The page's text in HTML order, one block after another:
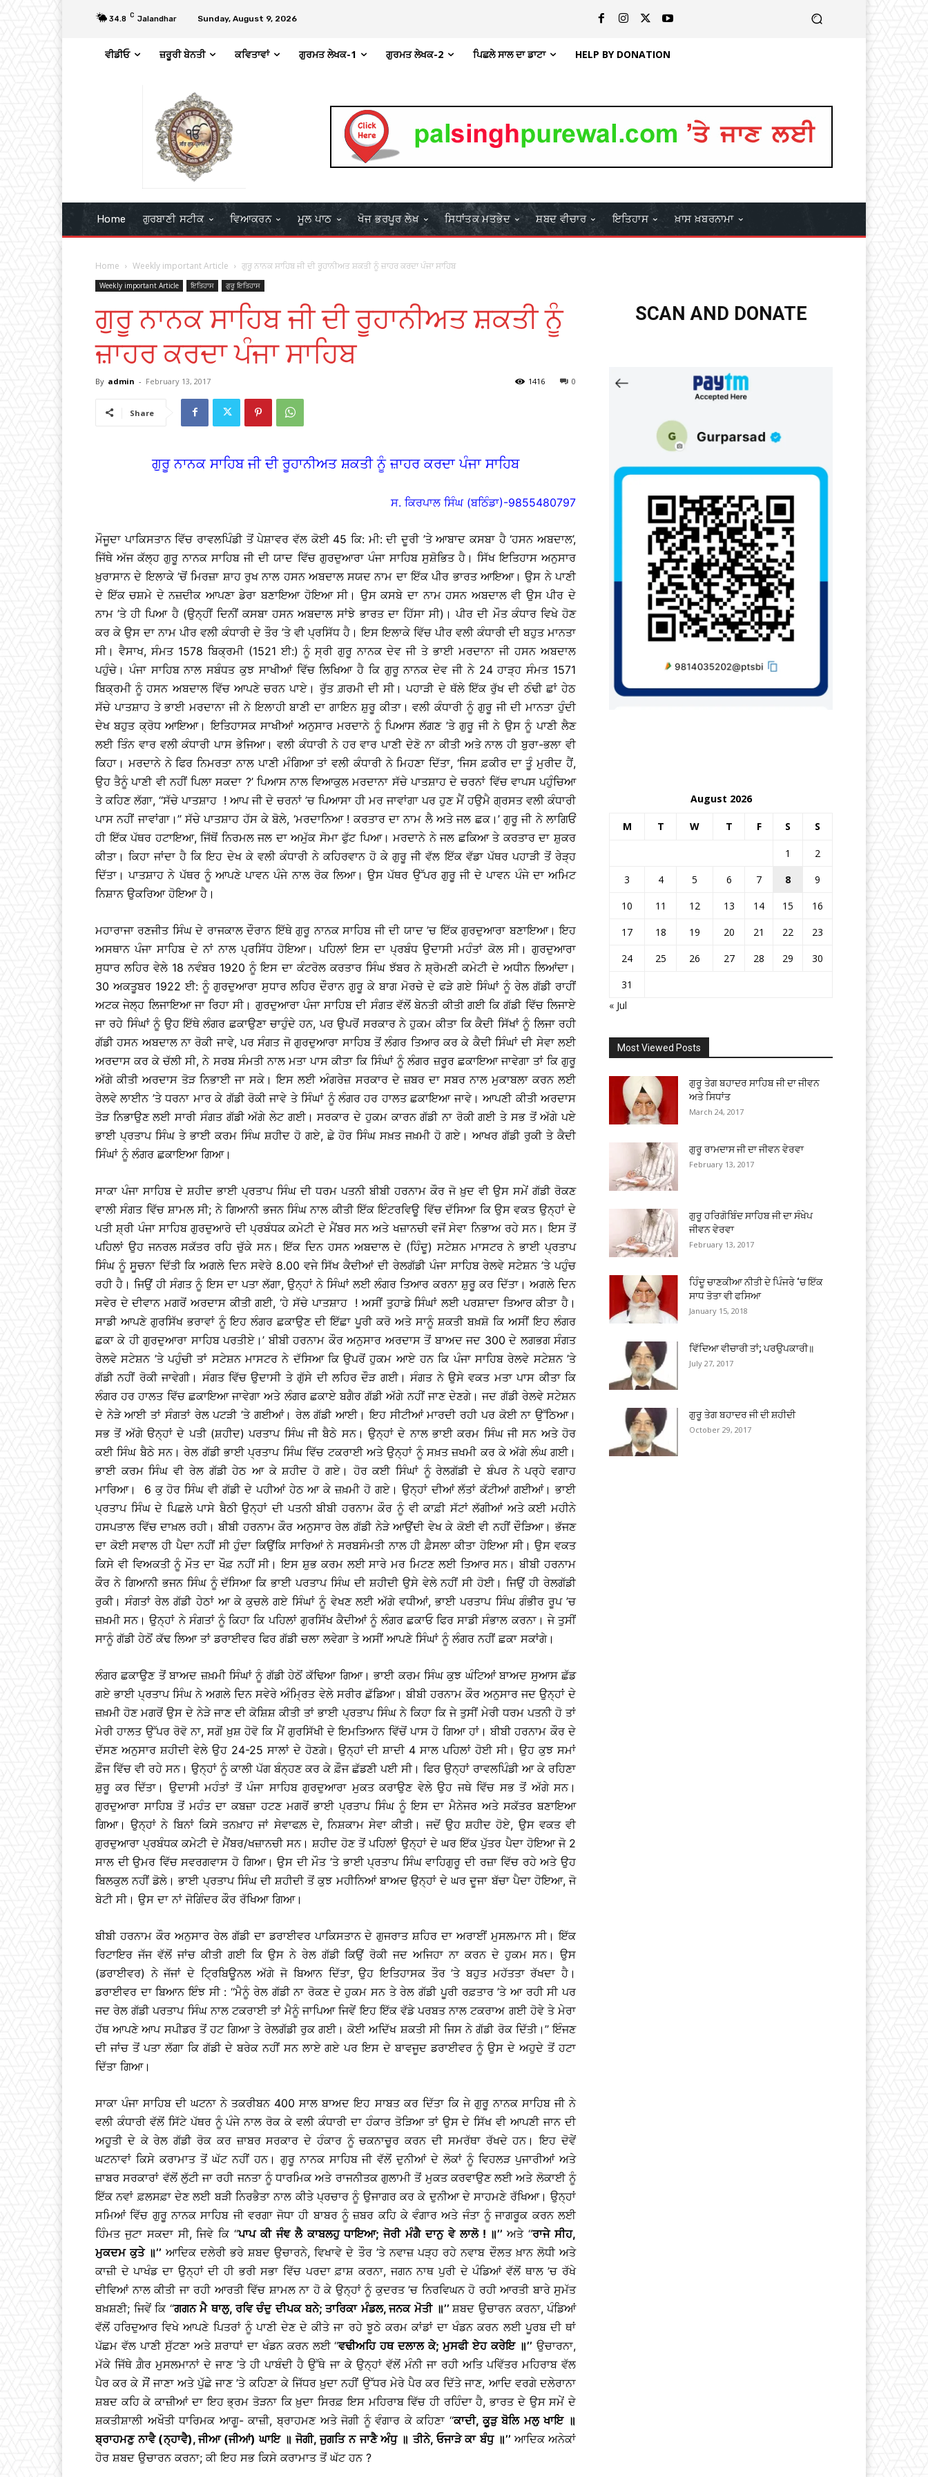
34.8 C Jalandhar Sunday, August 9, 2026
ਵੀਡੀਓ ਜ਼ਰੂਰੀ ਬੇਨਤੀ ਕਵਿਤਾਵਾਂ ਗੁਰਮਤ ਲੇਖਕ-1 ਗੁਰਮਤ ਲੇਖਕ-2 ਪਿਛਲੇ ਸਾਲ ਦਾ ਡਾਟਾ HELP BY DONATION
Home ਗੁਰਬਾਣੀ ਸਟੀਕ ਵਿਆਕਰਨ ਮੂਲ ਪਾਠ ਖੋਜ ਭਰਪੂਰ ਲੇਖ ਸਿਧਾਂਤਕ ਮਤਭੇਦ ਸ਼ਬਦ ਵੀਚਾਰ ਇਤਿਹਾਸ ਖ਼ਾਸ ਖ਼ਬਰਨਾਮਾ
Home Weekly important Article ਗੁਰੂ ਨਾਨਕ ਸਾਹਿਬ ਜੀ ਦੀ ਰੂਹਾਨੀਅਤ ਸ਼ਕਤੀ ਨੂੰ ਜ਼ਾਹਰ ਕਰਦਾ ਪੰਜਾ ਸਾਹਿਬ
Weekly important Article ਇਤਿਹਾਸ ਗੁਰੂ ਇਤਿਹਾਸ
ਗੁਰੂ ਨਾਨਕ ਸਾਹਿਬ ਜੀ ਦੀ ਰੂਹਾਨੀਅਤ ਸ਼ਕਤੀ ਨੂੰ
ਜ਼ਾਹਰ ਕਰਦਾ ਪੰਜਾ ਸਾਹਿਬ
By admin - February 13, 2017 0
1416
Share
ਗੁਰੂ ਨਾਨਕ ਸਾਹਿਬ ਜੀ ਦੀ ਰੂਹਾਨੀਅਤ ਸ਼ਕਤੀ ਨੂੰ ਜ਼ਾਹਰ ਕਰਦਾ ਪੰਜਾ ਸਾਹਿਬ
ਸ. ਕਿਰਪਾਲ ਸਿੰਘ (ਬਠਿੰਡਾ)-9855480797
ਮੌਜੂਦਾ ਪਾਕਿਸਤਾਨ ਵਿੱਚ ਰਾਵਲਪਿੰਡੀ ਤੋਂ ਪੇਸ਼ਾਵਰ ਵੱਲ ਕੋਈ 45 ਕਿ: ਮੀ: ਦੀ ਦੂਰੀ ’ਤੇ ਆਬਾਦ ਕਸਬਾ ਹੈ ‘ਹਸਨ ਅਬਦਾਲ’,
ਜਿੱਥੇ ਅੱਜ ਕੱਲ੍ਹ ਗੁਰੂ ਨਾਨਕ ਸਾਹਿਬ ਜੀ ਦੀ ਯਾਦ ਵਿੱਚ ਗੁਰਦੁਆਰਾ ਪੰਜਾ ਸਾਹਿਬ ਸੁਸ਼ੋਭਿਤ ਹੈ। ਸਿੱਖ ਇਤਿਹਾਸ ਅਨੁਸਾਰ
ਖ਼ੁਰਾਸਾਨ ਦੇ ਇਲਾਕੇ ’ਚੋਂ ਮਿਰਜ਼ਾ ਸ਼ਾਹ ਰੁਖ ਨਾਲ ਹਸਨ ਅਬਦਾਲ ਸਯਦ ਨਾਮ ਦਾ ਇੱਕ ਪੀਰ ਭਾਰਤ ਆਇਆ। ਉਸ ਨੇ ਪਾਣੀ
ਦੇ ਇੱਕ ਚਸ਼ਮੇ ਦੇ ਨਜ਼ਦੀਕ ਆਪਣਾ ਡੇਰਾ ਬਣਾਇਆ ਹੋਇਆ ਸੀ। ਉਸ ਕਸਬੇ ਦਾ ਨਾਮ ਹਸਨ ਅਬਦਾਲ ਵੀ ਉਸ ਪੀਰ ਦੇ
ਨਾਮ ’ਤੇ ਹੀ ਪਿਆ ਹੈ (ਉਨ੍ਹੀਂ ਦਿਨੀਂ ਕਸਬਾ ਹਸਨ ਅਬਦਾਲ ਸਾਂਝੇ ਭਾਰਤ ਦਾ ਹਿੱਸਾ ਸੀ)। ਪੀਰ ਦੀ ਮੌਤ ਕੰਧਾਰ ਵਿਖੇ ਹੋਣ
ਕਰ ਕੇ ਉਸ ਦਾ ਨਾਮ ਪੀਰ ਵਲੀ ਕੰਧਾਰੀ ਦੇ ਤੌਰ ’ਤੇ ਵੀ ਪ੍ਰਸਿੱਧ ਹੈ। ਇਸ ਇਲਾਕੇ ਵਿੱਚ ਪੀਰ ਵਲੀ ਕੰਧਾਰੀ ਦੀ ਬਹੁਤ ਮਾਨਤਾ
ਸੀ। ਵੈਸਾਖ, ਸੰਮਤ 1578 ਬਿਕ੍ਰਮੀ (1521 ਈ:) ਨੂੰ ਸ੍ਰੀ ਗੁਰੂ ਨਾਨਕ ਦੇਵ ਜੀ ਤੇ ਭਾਈ ਮਰਦਾਨਾ ਜੀ ਹਸਨ ਅਬਦਾਲ
ਪਹੁੰਚੇ। ਪੰਜਾ ਸਾਹਿਬ ਨਾਲ ਸਬੰਧਤ ਕੁਝ ਸਾਖੀਆਂ ਵਿੱਚ ਲਿਖਿਆ ਹੈ ਕਿ ਗੁਰੂ ਨਾਨਕ ਦੇਵ ਜੀ ਨੇ 24 ਹਾੜ੍ਹ ਸੰਮਤ 1571
ਬਿਕ੍ਰਮੀ ਨੂੰ ਹਸਨ ਅਬਦਾਲ ਵਿੱਚ ਆਪਣੇ ਚਰਨ ਪਾਏ। ਰੁੱਤ ਗ਼ਰਮੀ ਦੀ ਸੀ। ਪਹਾੜੀ ਦੇ ਥੱਲੇ ਇੱਕ ਰੁੱਖ ਦੀ ਠੰਢੀ ਛਾਂ ਹੇਠ
ਸੱਚੇ ਪਾਤਸ਼ਾਹ ਤੇ ਭਾਈ ਮਰਦਾਨਾ ਜੀ ਨੇ ਇਲਾਹੀ ਬਾਣੀ ਦਾ ਗਾਇਨ ਸ਼ੁਰੂ ਕੀਤਾ। ਵਲੀ ਕੰਧਾਰੀ ਨੂੰ ਗੁਰੂ ਜੀ ਦੀ ਮਾਨਤਾ ਹੁੰਦੀ
ਦੇਖ ਬਹੁਤ ਕ੍ਰੋਧ ਆਇਆ। ਇਤਿਹਾਸਕ ਸਾਖੀਆਂ ਅਨੁਸਾਰ ਮਰਦਾਨੇ ਨੂੰ ਪਿਆਸ ਲੱਗਣ ’ਤੇ ਗੁਰੂ ਜੀ ਨੇ ਉਸ ਨੂੰ ਪਾਣੀ ਲੈਣ
ਲਈ ਤਿੰਨ ਵਾਰ ਵਲੀ ਕੰਧਾਰੀ ਪਾਸ ਭੇਜਿਆ। ਵਲੀ ਕੰਧਾਰੀ ਨੇ ਹਰ ਵਾਰ ਪਾਣੀ ਦੇਣੋ ਨਾ ਕੀਤੀ ਅਤੇ ਨਾਲ ਹੀ ਬੁਰਾ-ਭਲਾ ਵੀ
ਕਿਹਾ। ਮਰਦਾਨੇ ਨੇ ਫਿਰ ਨਿਮਰਤਾ ਨਾਲ ਪਾਣੀ ਮੰਗਿਆ ਤਾਂ ਵਲੀ ਕੰਧਾਰੀ ਨੇ ਮਿਹਣਾ ਦਿੱਤਾ, ‘ਜਿਸ ਫ਼ਕੀਰ ਦਾ ਤੂੰ ਮੁਰੀਦ ਹੈਂ,
ਉਹ ਤੈਨੂੰ ਪਾਣੀ ਵੀ ਨਹੀਂ ਪਿਲਾ ਸਕਦਾ ?’ ਪਿਆਸ ਨਾਲ ਵਿਆਕੁਲ ਮਰਦਾਨਾ ਸੱਚੇ ਪਾਤਸ਼ਾਹ ਦੇ ਚਰਨਾਂ ਵਿੱਚ ਵਾਪਸ ਪਹੁੰਚਿਆ
ਤੇ ਕਹਿਣ ਲੱਗਾ, ‘‘ਸੱਚੇ ਪਾਤਸ਼ਾਹ ! ਆਪ ਜੀ ਦੇ ਚਰਨਾਂ ’ਚ ਪਿਆਸਾ ਹੀ ਮਰ ਜਾਵਾਂਗਾ ਪਰ ਹੁਣ ਮੈਂ ਹਉਮੈ ਗ੍ਰਸਤ ਵਲੀ ਕੰਧਾਰੀ
ਪਾਸ ਨਹੀਂ ਜਾਵਾਂਗਾ।’’ ਸੱਚੇ ਪਾਤਸ਼ਾਹ ਹੱਸ ਕੇ ਬੋਲੇ, ‘ਮਰਦਾਨਿਆ ! ਕਰਤਾਰ ਦਾ ਨਾਮ ਲੈ ਅਤੇ ਜਲ ਛਕ।’ ਗੁਰੂ ਜੀ ਨੇ ਲਾਗਿਓਂ
ਹੀ ਇੱਕ ਪੱਥਰ ਹਟਾਇਆ, ਜਿੱਥੋਂ ਨਿਰਮਲ ਜਲ ਦਾ ਅਮੁੱਕ ਸੋਮਾ ਫੁੱਟ ਪਿਆ। ਮਰਦਾਨੇ ਨੇ ਜਲ ਛਕਿਆ ਤੇ ਕਰਤਾਰ ਦਾ ਸ਼ੁਕਰ
ਕੀਤਾ। ਕਿਹਾ ਜਾਂਦਾ ਹੈ ਕਿ ਇਹ ਦੇਖ ਕੇ ਵਲੀ ਕੰਧਾਰੀ ਨੇ ਕਹਿਰਵਾਨ ਹੋ ਕੇ ਗੁਰੂ ਜੀ ਵੱਲ ਇੱਕ ਵੱਡਾ ਪੱਥਰ ਪਹਾੜੀ ਤੋਂ ਰੇੜ੍ਹ
ਦਿੱਤਾ। ਪਾਤਸ਼ਾਹ ਨੇ ਪੱਥਰ ਨੂੰ ਆਪਣੇ ਪਾਵਨ ਪੰਜੇ ਨਾਲ ਰੋਕ ਲਿਆ। ਉਸ ਪੱਥਰ ਉੱਪਰ ਗੁਰੂ ਜੀ ਦੇ ਪਾਵਨ ਪੰਜੇ ਦਾ ਅਮਿਟ
ਨਿਸ਼ਾਨ ਉਕਰਿਆ ਹੋਇਆ ਹੈ।
ਮਹਾਰਾਜਾ ਰਣਜੀਤ ਸਿੰਘ ਦੇ ਰਾਜਕਾਲ ਦੌਰਾਨ ਇੱਥੇ ਗੁਰੂ ਨਾਨਕ ਸਾਹਿਬ ਜੀ ਦੀ ਯਾਦ ’ਚ ਇੱਕ ਗੁਰਦੁਆਰਾ ਬਣਾਇਆ। ਇਹ
ਅਸਥਾਨ ਪੰਜਾ ਸਾਹਿਬ ਦੇ ਨਾਂ ਨਾਲ ਪ੍ਰਸਿੱਧ ਹੋਇਆ। ਪਹਿਲਾਂ ਇਸ ਦਾ ਪ੍ਰਬੰਧ ਉਦਾਸੀ ਮਹੰਤਾਂ ਕੋਲ ਸੀ। ਗੁਰਦੁਆਰਾ
ਸੁਧਾਰ ਲਹਿਰ ਵੇਲੇ 18 ਨਵੰਬਰ 1920 ਨੂੰ ਇਸ ਦਾ ਕੰਟਰੋਲ ਕਰਤਾਰ ਸਿੰਘ ਝੱਬਰ ਨੇ ਸ਼੍ਰੋਮਣੀ ਕਮੇਟੀ ਦੇ ਅਧੀਨ ਲਿਆਂਦਾ।
30 ਅਕਤੂਬਰ 1922 ਈ: ਨੂੰ ਗੁਰਦੁਆਰਾ ਸੁਧਾਰ ਲਹਿਰ ਦੌਰਾਨ ਗੁਰੂ ਕੇ ਬਾਗ ਮੋਰਚੇ ਦੇ ਫੜੇ ਗਏ ਸਿੰਘਾਂ ਨੂੰ ਰੇਲ ਗੱਡੀ ਰਾਹੀਂ
ਅਟਕ ਜੇਲ੍ਹ ਲਿਜਾਇਆ ਜਾ ਰਿਹਾ ਸੀ। ਗੁਰਦੁਆਰਾ ਪੰਜਾ ਸਾਹਿਬ ਦੀ ਸੰਗਤ ਵੱਲੋਂ ਬੇਨਤੀ ਕੀਤੀ ਗਈ ਕਿ ਗੱਡੀ ਵਿੱਚ ਲਿਜਾਏ
ਜਾ ਰਹੇ ਸਿੰਘਾਂ ਨੂੰ ਉਹ ਇੱਥੇ ਲੰਗਰ ਛਕਾਉਣਾ ਚਾਹੁੰਦੇ ਹਨ, ਪਰ ਉਪਰੋਂ ਸਰਕਾਰ ਨੇ ਹੁਕਮ ਕੀਤਾ ਕਿ ਕੈਦੀ ਸਿੱਖਾਂ ਨੂੰ ਲਿਜਾ ਰਹੀ
ਗੱਡੀ ਹਸਨ ਅਬਦਾਲ ਨਾ ਰੋਕੀ ਜਾਵੇ, ਪਰ ਸੰਗਤ ਜੋ ਗੁਰਦੁਆਰਾ ਸਾਹਿਬ ਤੋਂ ਲੰਗਰ ਤਿਆਰ ਕਰ ਕੇ ਕੈਦੀ ਸਿੰਘਾਂ ਦੀ ਸੇਵਾ ਲਈ
ਅਰਦਾਸ ਕਰ ਕੇ ਚੱਲੀ ਸੀ, ਨੇ ਸਰਬ ਸੰਮਤੀ ਨਾਲ ਮਤਾ ਪਾਸ ਕੀਤਾ ਕਿ ਸਿੰਘਾਂ ਨੂੰ ਲੰਗਰ ਜ਼ਰੂਰ ਛਕਾਇਆ ਜਾਵੇਗਾ ਤਾਂ ਕਿ ਗੁਰੂ
ਅੱਗੇ ਕੀਤੀ ਅਰਦਾਸ ਤੋੜ ਨਿਭਾਈ ਜਾ ਸਕੇ। ਇਸ ਲਈ ਅੰਗਰੇਜ਼ ਸਰਕਾਰ ਦੇ ਜ਼ਬਰ ਦਾ ਸਬਰ ਨਾਲ ਮੁਕਾਬਲਾ ਕਰਨ ਲਈ
ਰੇਲਵੇ ਲਾਈਨ ’ਤੇ ਧਰਨਾ ਮਾਰ ਕੇ ਗੱਡੀ ਰੋਕੀ ਜਾਵੇ ਤੇ ਸਿੰਘਾਂ ਨੂੰ ਲੰਗਰ ਹਰ ਹਾਲਤ ਛਕਾਇਆ ਜਾਵੇ। ਆਪਣੀ ਕੀਤੀ ਅਰਦਾਸ
ਤੋੜ ਨਿਭਾਉਣ ਲਈ ਸਾਰੀ ਸੰਗਤ ਗੱਡੀ ਅੱਗੇ ਲੇਟ ਗਈ। ਸਰਕਾਰ ਦੇ ਹੁਕਮ ਕਾਰਨ ਗੱਡੀ ਨਾ ਰੋਕੀ ਗਈ ਤੇ ਸਭ ਤੋਂ ਅੱਗੇ ਪਏ
ਭਾਈ ਪ੍ਰਤਾਪ ਸਿੰਘ ਤੇ ਭਾਈ ਕਰਮ ਸਿੰਘ ਸ਼ਹੀਦ ਹੋ ਗਏ, ਛੇ ਹੋਰ ਸਿੰਘ ਸਖ਼ਤ ਜਖ਼ਮੀ ਹੋ ਗਏ। ਆਖਰ ਗੱਡੀ ਰੁਕੀ ਤੇ ਕੈਦੀ
ਸਿੰਘਾਂ ਨੂੰ ਲੰਗਰ ਛਕਾਇਆ ਗਿਆ।
ਸਾਕਾ ਪੰਜਾ ਸਾਹਿਬ ਦੇ ਸ਼ਹੀਦ ਭਾਈ ਪ੍ਰਤਾਪ ਸਿੰਘ ਦੀ ਧਰਮ ਪਤਨੀ ਬੀਬੀ ਹਰਨਾਮ ਕੌਰ ਜੋ ਖ਼ੁਦ ਵੀ ਉਸ ਸਮੇਂ ਗੱਡੀ ਰੋਕਣ
ਵਾਲੀ ਸੰਗਤ ਵਿੱਚ ਸ਼ਾਮਲ ਸੀ; ਨੇ ਗਿਆਨੀ ਭਜਨ ਸਿੰਘ ਨਾਲ ਕੀਤੀ ਇੱਕ ਇੰਟਰਵਿਊ ਵਿੱਚ ਦੱਸਿਆ ਕਿ ਉਸ ਵਕਤ ਉਨ੍ਹਾਂ ਦੇ
ਪਤੀ ਸ਼੍ਰੀ ਪੰਜਾ ਸਾਹਿਬ ਗੁਰਦੁਆਰੇ ਦੀ ਪ੍ਰਬੰਧਕ ਕਮੇਟੀ ਦੇ ਮੈਂਬਰ ਸਨ ਅਤੇ ਖਜ਼ਾਨਚੀ ਵਜੋਂ ਸੇਵਾ ਨਿਭਾਅ ਰਹੇ ਸਨ। ਇਸ ਤੋਂ
ਪਹਿਲਾਂ ਉਹ ਜਨਰਲ ਸਕੱਤਰ ਰਹਿ ਚੁੱਕੇ ਸਨ। ਇੱਕ ਦਿਨ ਹਸਨ ਅਬਦਾਲ ਦੇ (ਹਿੰਦੂ) ਸਟੇਸ਼ਨ ਮਾਸਟਰ ਨੇ ਭਾਈ ਪ੍ਰਤਾਪ
ਸਿੰਘ ਨੂੰ ਸੂਚਨਾ ਦਿੱਤੀ ਕਿ ਅਗਲੇ ਦਿਨ ਸਵੇਰੇ 8.00 ਵਜੇ ਸਿੱਖ ਕੈਦੀਆਂ ਦੀ ਰੇਲਗੱਡੀ ਪੰਜਾ ਸਾਹਿਬ ਰੇਲਵੇ ਸਟੇਸ਼ਨ ’ਤੇ ਪਹੁੰਚ
ਰਹੀ ਹੈ। ਜਿਉਂ ਹੀ ਸੰਗਤ ਨੂੰ ਇਸ ਦਾ ਪਤਾ ਲੱਗਾ, ਉਨ੍ਹਾਂ ਨੇ ਸਿੰਘਾਂ ਲਈ ਲੰਗਰ ਤਿਆਰ ਕਰਨਾ ਸ਼ੁਰੂ ਕਰ ਦਿੱਤਾ। ਅਗਲੇ ਦਿਨ
ਸਵੇਰ ਦੇ ਦੀਵਾਨ ਮਗਰੋਂ ਅਰਦਾਸ ਕੀਤੀ ਗਈ, ‘ਹੇ ਸੱਚੇ ਪਾਤਸ਼ਾਹ ! ਅਸੀਂ ਤੁਹਾਡੇ ਸਿੰਘਾਂ ਲਈ ਪਰਸ਼ਾਦਾ ਤਿਆਰ ਕੀਤਾ ਹੈ।
ਸਾਡੀ ਆਪਣੇ ਗੁਰਸਿੱਖ ਭਰਾਵਾਂ ਨੂੰ ਇਹ ਲੰਗਰ ਛਕਾਉਣ ਦੀ ਇੱਛਾ ਪੂਰੀ ਕਰੋ ਅਤੇ ਸਾਨੂੰ ਸ਼ਕਤੀ ਬਖ਼ਸ਼ੋ ਕਿ ਅਸੀਂ ਇਹ ਲੰਗਰ
ਛਕਾ ਕੇ ਹੀ ਗੁਰਦੁਆਰਾ ਸਾਹਿਬ ਪਰਤੀਏ।’ ਬੀਬੀ ਹਰਨਾਮ ਕੌਰ ਅਨੁਸਾਰ ਅਰਦਾਸ ਤੋਂ ਬਾਅਦ ਜਦ 300 ਦੇ ਲਗਭਗ ਸੰਗਤ
ਰੇਲਵੇ ਸਟੇਸ਼ਨ ’ਤੇ ਪਹੁੰਚੀ ਤਾਂ ਸਟੇਸ਼ਨ ਮਾਸਟਰ ਨੇ ਦੱਸਿਆ ਕਿ ਉਪਰੋਂ ਹੁਕਮ ਆਏ ਹਨ ਕਿ ਪੰਜਾ ਸਾਹਿਬ ਰੇਲਵੇ ਸਟੇਸ਼ਨ ’ਤੇ
ਗੱਡੀ ਨਹੀਂ ਰੋਕੀ ਜਾਵੇਗੀ। ਸੰਗਤ ਵਿੱਚ ਉਦਾਸੀ ਤੇ ਗੁੱਸੇ ਦੀ ਲਹਿਰ ਦੌੜ ਗਈ। ਸੰਗਤ ਨੇ ਉਸੇ ਵਕਤ ਮਤਾ ਪਾਸ ਕੀਤਾ ਕਿ
ਲੰਗਰ ਹਰ ਹਾਲਤ ਵਿੱਚ ਛਕਾਇਆ ਜਾਵੇਗਾ ਅਤੇ ਲੰਗਰ ਛਕਾਏ ਬਗੈਰ ਗੱਡੀ ਅੱਗੇ ਨਹੀਂ ਜਾਣ ਦੇਣਗੇ। ਜਦ ਗੱਡੀ ਰੇਲਵੇ ਸਟੇਸ਼ਨ
ਦੇ ਨੇੜੇ ਆਈ ਤਾਂ ਸੰਗਤਾਂ ਰੇਲ ਪਟੜੀ ’ਤੇ ਗਈਆਂ। ਰੇਲ ਗੱਡੀ ਆਈ। ਇਹ ਸੀਟੀਆਂ ਮਾਰਦੀ ਰਹੀ ਪਰ ਕੋਈ ਨਾ ਉੱਠਿਆ।
ਸਭ ਤੋਂ ਅੱਗੇ ੳਨ੍ਹਾਂ ਦੇ ਪਤੀ (ਸ਼ਹੀਦ) ਪਰਤਾਪ ਸਿੰਘ ਜੀ ਬੈਠੇ ਸਨ। ਉਨ੍ਹਾਂ ਦੇ ਨਾਲ ਭਾਈ ਕਰਮ ਸਿੰਘ ਜੀ ਸਨ ਅਤੇ ਹੋਰ
ਕਈ ਸਿੰਘ ਬੈਠੇ ਸਨ। ਰੇਲ ਗੱਡੀ ਭਾਈ ਪ੍ਰਤਾਪ ਸਿੰਘ ਵਿੱਚ ਟਕਰਾਈ ਅਤੇ ਉਨ੍ਹਾਂ ਨੂੰ ਸਖ਼ਤ ਜ਼ਖਮੀ ਕਰ ਕੇ ਅੱਗੇ ਲੰਘ ਗਈ।
ਭਾਈ ਕਰਮ ਸਿੰਘ ਵੀ ਰੇਲ ਗੱਡੀ ਹੇਠ ਆ ਕੇ ਸ਼ਹੀਦ ਹੋ ਗਏ। ਹੋਰ ਕਈ ਸਿੰਘਾਂ ਨੂੰ ਰੇਲਗੱਡੀ ਦੇ ਬੰਪਰ ਨੇ ਪਰ੍ਹੇ ਵਗਾਹ
ਮਾਰਿਆ। 6 ਕੁ ਹੋਰ ਸਿੰਘ ਵੀ ਗੱਡੀ ਦੇ ਪਹੀਆਂ ਹੇਠ ਆ ਕੇ ਜ਼ਖ਼ਮੀ ਹੋ ਗਏ। ਉਨ੍ਹਾਂ ਦੀਆਂ ਲੱਤਾਂ ਕੱਟੀਆਂ ਗਈਆਂ। ਭਾਈ
ਪ੍ਰਤਾਪ ਸਿੰਘ ਦੇ ਪਿਛਲੇ ਪਾਸੇ ਬੈਠੀ ਉਨ੍ਹਾਂ ਦੀ ਪਤਨੀ ਬੀਬੀ ਹਰਨਾਮ ਕੌਰ ਨੂੰ ਵੀ ਕਾਫ਼ੀ ਸੱਟਾਂ ਲੱਗੀਆਂ ਅਤੇ ਕਈ ਮਹੀਨੇ
ਹਸਪਤਾਲ ਵਿੱਚ ਦਾਖ਼ਲ ਰਹੀ। ਬੀਬੀ ਹਰਨਾਮ ਕੌਰ ਅਨੁਸਾਰ ਰੇਲ ਗੱਡੀ ਨੇੜੇ ਆਉਂਦੀ ਵੇਖ ਕੇ ਕੋਈ ਵੀ ਨਹੀਂ ਦੌੜਿਆ। ਭੱਜਣ
ਦਾ ਕੋਈ ਸਵਾਲ ਹੀ ਪੈਦਾ ਨਹੀਂ ਸੀ ਹੁੰਦਾ ਕਿਉਂਕਿ ਸਾਰਿਆਂ ਨੇ ਸਰਬਸੰਮਤੀ ਨਾਲ ਹੀ ਫ਼ੈਸਲਾ ਕੀਤਾ ਹੋਇਆ ਸੀ। ਉਸ ਵਕਤ
ਕਿਸੇ ਵੀ ਵਿਅਕਤੀ ਨੂੰ ਮੌਤ ਦਾ ਖੌਫ਼ ਨਹੀਂ ਸੀ। ਇਸ ਸ਼ੁਭ ਕਰਮ ਲਈ ਸਾਰੇ ਮਰ ਮਿਟਣ ਲਈ ਤਿਆਰ ਸਨ। ਬੀਬੀ ਹਰਨਾਮ
ਕੌਰ ਨੇ ਗਿਆਨੀ ਭਜਨ ਸਿੰਘ ਨੂੰ ਦੱਸਿਆ ਕਿ ਭਾਈ ਪਰਤਾਪ ਸਿੰਘ ਦੀ ਸ਼ਹੀਦੀ ਉਸੇ ਵੇਲੇ ਨਹੀਂ ਸੀ ਹੋਈ। ਜਿਉਂ ਹੀ ਰੇਲਗੱਡੀ
ਰੁਕੀ। ਸੰਗਤਾਂ ਰੇਲ ਗੱਡੀ ਹੇਠਾਂ ਆ ਕੇ ਕੁਚਲੇ ਗਏ ਸਿੰਘਾਂ ਨੂੰ ਵੇਖਣ ਲਈ ਅੱਗੇ ਵਧੀਆਂ, ਭਾਈ ਪਰਤਾਪ ਸਿੰਘ ਗੰਭੀਰ ਰੂਪ ’ਚ
ਜ਼ਖ਼ਮੀ ਸਨ। ਉਨ੍ਹਾਂ ਨੇ ਸੰਗਤਾਂ ਨੂੰ ਕਿਹਾ ਕਿ ਪਹਿਲਾਂ ਗੁਰਸਿੱਖ ਕੈਦੀਆਂ ਨੂੰ ਲੰਗਰ ਛਕਾਓ ਫਿਰ ਸਾਡੀ ਸੰਭਾਲ ਕਰਨਾ। ਜੇ ਤੁਸੀਂ
ਸਾਨੂੰ ਗੱਡੀ ਹੇਠੋਂ ਕੱਢ ਲਿਆ ਤਾਂ ਡਰਾਈਵਰ ਫਿਰ ਗੱਡੀ ਚਲਾ ਲਵੇਗਾ ਤੇ ਅਸੀਂ ਆਪਣੇ ਸਿੰਘਾਂ ਨੂੰ ਲੰਗਰ ਨਹੀਂ ਛਕਾ ਸਕਾਂਗੇ।
ਲੰਗਰ ਛਕਾਉਣ ਤੋਂ ਬਾਅਦ ਜ਼ਖ਼ਮੀ ਸਿੰਘਾਂ ਨੂੰ ਗੱਡੀ ਹੇਠੋਂ ਕੱਢਿਆ ਗਿਆ। ਭਾਈ ਕਰਮ ਸਿੰਘ ਕੁਝ ਘੰਟਿਆਂ ਬਾਅਦ ਸੁਆਸ ਛੱਡ
ਗਏ ਭਾਈ ਪ੍ਰਤਾਪ ਸਿੰਘ ਨੇ ਅਗਲੇ ਦਿਨ ਸਵੇਰੇ ਅੰਮ੍ਰਿਤ ਵੇਲੇ ਸਰੀਰ ਛੱਡਿਆ। ਬੀਬੀ ਹਰਨਾਮ ਕੌਰ ਅਨੁਸਾਰ ਜਦ ਉਨ੍ਹਾਂ ਦੇ
ਜ਼ਖ਼ਮੀ ਹੋਣ ਮਗਰੋਂ ਉਸ ਦੇ ਨੇੜੇ ਜਾਣ ਦੀ ਕੋਸ਼ਿਸ਼ ਕੀਤੀ ਤਾਂ ਭਾਈ ਪ੍ਰਤਾਪ ਸਿੰਘ ਨੇ ਕਿਹਾ ਕਿ ਜੇ ਤੁਸੀਂ ਮੇਰੀ ਧਰਮ ਪਤਨੀ ਹੋ ਤਾਂ
ਮੇਰੀ ਹਾਲਤ ਉੱਪਰ ਰੋਵੋ ਨਾ, ਸਗੋਂ ਖ਼ੁਸ਼ ਹੋਵੋ ਕਿ ਮੈਂ ਗੁਰਸਿੱਖੀ ਦੇ ਇਮਤਿਆਨ ਵਿੱਚੋਂ ਪਾਸ ਹੋ ਗਿਆ ਹਾਂ। ਬੀਬੀ ਹਰਨਾਮ ਕੌਰ ਦੇ
ਦੱਸਣ ਅਨੁਸਾਰ ਸ਼ਹੀਦੀ ਵੇਲੇ ਉਹ 24-25 ਸਾਲਾਂ ਦੇ ਹੋਣਗੇ। ਉਨ੍ਹਾਂ ਦੀ ਸ਼ਾਦੀ 4 ਸਾਲ ਪਹਿਲਾਂ ਹੋਈ ਸੀ। ਉਹ ਕੁਝ ਸਮਾਂ
ਫ਼ੌਜ ਵਿੱਚ ਵੀ ਰਹੇ ਸਨ। ਉਨ੍ਹਾਂ ਨੂੰ ਕਾਲੀ ਪੱਗ ਬੰਨ੍ਹਣ ਕਰ ਕੇ ਫ਼ੌਜ ਛੱਡਣੀ ਪਈ ਸੀ। ਫਿਰ ਉਨ੍ਹਾਂ ਰਾਵਲਪਿੰਡੀ ਆ ਕੇ ਰਹਿਣਾ
ਸ਼ੁਰੂ ਕਰ ਦਿੱਤਾ। ਉਦਾਸੀ ਮਹੰਤਾਂ ਤੋਂ ਪੰਜਾ ਸਾਹਿਬ ਗੁਰਦੁਆਰਾ ਮੁਕਤ ਕਰਾਉਣ ਵੇਲੇ ਉਹ ਜਥੇ ਵਿੱਚ ਸਭ ਤੋਂ ਅੱਗੇ ਸਨ।
ਗੁਰਦੁਆਰਾ ਸਾਹਿਬ ਤੋਂ ਮਹੰਤ ਦਾ ਕਬਜ਼ਾ ਹਟਣ ਮਗਰੋਂ ਭਾਈ ਪ੍ਰਤਾਪ ਸਿੰਘ ਨੂੰ ਇਸ ਦਾ ਮੈਨੇਜਰ ਅਤੇ ਸਕੱਤਰ ਬਣਾਇਆ
ਗਿਆ। ਉਨ੍ਹਾਂ ਨੇ ਬਿਨਾਂ ਕਿਸੇ ਤਨਖ਼ਾਹ ਜਾਂ ਸੇਵਾਫਲ਼ ਦੇ, ਨਿਸ਼ਕਾਮ ਸੇਵਾ ਕੀਤੀ। ਜਦੋਂ ਉਹ ਸ਼ਹੀਦ ਹੋਏ, ਉਸ ਵਕਤ ਵੀ
ਗੁਰਦੁਆਰਾ ਪ੍ਰਬੰਧਕ ਕਮੇਟੀ ਦੇ ਮੈਂਬਰ/ਖਜ਼ਾਨਚੀ ਸਨ। ਸ਼ਹੀਦ ਹੋਣ ਤੋਂ ਪਹਿਲਾਂ ਉਨ੍ਹਾਂ ਦੇ ਘਰ ਇੱਕ ਪੁੱਤਰ ਪੈਦਾ ਹੋਇਆ ਜੋ 2
ਸਾਲ ਦੀ ਉਮਰ ਵਿੱਚ ਸਵਰਗਵਾਸ ਹੋ ਗਿਆ। ਉਸ ਦੀ ਮੌਤ ’ਤੇ ਭਾਈ ਪ੍ਰਤਾਪ ਸਿੰਘ ਵਾਹਿਗੁਰੂ ਦੀ ਰਜ਼ਾ ਵਿੱਚ ਰਹੇ ਅਤੇ ਉਹ
ਬਿਲਕੁਲ ਨਹੀਂ ਡੋਲੇ। ਭਾਈ ਪ੍ਰਤਾਪ ਸਿੰਘ ਦੀ ਸ਼ਹੀਦੀ ਤੋਂ ਕੁਝ ਮਹੀਨਿਆਂ ਬਾਅਦ ਉਨ੍ਹਾਂ ਦੇ ਘਰ ਦੂਜਾ ਬੱਚਾ ਪੈਦਾ ਹੋਇਆ, ਜੋ
ਬੇਟੀ ਸੀ। ਉਸ ਦਾ ਨਾਂ ਜੋਗਿੰਦਰ ਕੌਰ ਰੱਖਿਆ ਗਿਆ।
ਬੀਬੀ ਹਰਨਾਮ ਕੌਰ ਅਨੁਸਾਰ ਰੇਲ ਗੱਡੀ ਦਾ ਡਰਾਈਵਰ ਪਾਕਿਸਤਾਨ ਦੇ ਗੁਜਰਾਤ ਸ਼ਹਿਰ ਦਾ ਅਰਾਈਂ ਮੁਸਲਮਾਨ ਸੀ। ਇੱਕ
ਰਿਟਾਇਰ ਜੱਜ ਵੱਲੋਂ ਜਾਂਚ ਕੀਤੀ ਗਈ ਕਿ ਉਸ ਨੇ ਰੇਲ ਗੱਡੀ ਕਿਉਂ ਰੋਕੀ ਜਦ ਅਜਿਹਾ ਨਾ ਕਰਨ ਦੇ ਹੁਕਮ ਸਨ। ਉਸ
(ਡਰਾਈਵਰ) ਨੇ ਜੱਜਾਂ ਦੇ ਟ੍ਰਿਬਿਊਨਲ ਅੱਗੇ ਜੋ ਬਿਆਨ ਦਿੱਤਾ, ਉਹ ਇਤਿਹਾਸਕ ਤੌਰ ’ਤੇ ਬਹੁਤ ਮਹੱਤਤਾ ਰੱਖਦਾ ਹੈ।
ਡਰਾਈਵਰ ਦਾ ਬਿਆਨ ਇੰਝ ਸੀ : ‘‘ਮੈਨੂੰ ਰੇਲ ਗੱਡੀ ਨਾ ਰੋਕਣ ਦੇ ਹੁਕਮ ਸਨ ਤੇ ਰੇਲ ਗੱਡੀ ਪੂਰੀ ਰਫ਼ਤਾਰ ’ਤੇ ਆ ਰਹੀ ਸੀ ਪਰ
ਜਦ ਰੇਲ ਗੱਡੀ ਪਰਤਾਪ ਸਿੰਘ ਨਾਲ ਟਕਰਾਈ ਤਾਂ ਮੈਨੂੰ ਜਾਪਿਆ ਜਿਵੇਂ ਇਹ ਇੱਕ ਵੱਡੇ ਪਰਬਤ ਨਾਲ ਟਕਰਾਅ ਗਈ ਹੋਵੇ ਤੇ ਮੇਰਾ
ਹੱਥ ਆਪਣੇ ਆਪ ਸਪੀਡਰ ਤੋਂ ਹਟ ਗਿਆ ਤੇ ਰੇਲਗੱਡੀ ਰੁਕ ਗਈ। ਕੋਈ ਅਦਿੱਖ ਸ਼ਕਤੀ ਸੀ ਜਿਸ ਨੇ ਗੱਡੀ ਰੋਕ ਦਿੱਤੀ।’’ ਇੰਜਣ
ਦੀ ਜਾਂਚ ਤੋਂ ਪਤਾ ਲੱਗਾ ਕਿ ਗੱਡੀ ਦੇ ਬਰੇਕ ਨਹੀਂ ਸਨ ਲਾਏ ਗਏ ਪਰ ਇਸ ਦੇ ਬਾਵਜੂਦ ਡਰਾਈਵਰ ਨੂੰ ਉਸ ਦੇ ਅਹੁਦੇ ਤੋਂ ਹਟਾ
ਦਿੱਤਾ ਗਿਆ।
ਸਾਕਾ ਪੰਜਾ ਸਾਹਿਬ ਦੀ ਘਟਨਾ ਨੇ ਤਕਰੀਬਨ 400 ਸਾਲ ਬਾਅਦ ਇਹ ਸਾਬਤ ਕਰ ਦਿੱਤਾ ਕਿ ਜੇ ਗੁਰੂ ਨਾਨਕ ਸਾਹਿਬ ਜੀ ਨੇ
ਵਲੀ ਕੰਧਾਰੀ ਵੱਲੋਂ ਸਿੱਟੇ ਪੱਥਰ ਨੂੰ ਪੰਜੇ ਨਾਲ ਰੋਕ ਕੇ ਵਲੀ ਕੰਧਾਰੀ ਦਾ ਹੰਕਾਰ ਤੋੜਿਆ ਤਾਂ ਉਸ ਦੇ ਸਿੱਖ ਵੀ ਆਪਣੀ ਜਾਨ ਦੀ
ਅਹੂਤੀ ਦੇ ਕੇ ਰੇਲ ਗੱਡੀ ਰੋਕ ਕਰ ਜ਼ਾਬਰ ਸਰਕਾਰ ਦੇ ਹੰਕਾਰ ਨੂੰ ਚਕਨਾਚੂਰ ਕਰਨ ਦੀ ਸਮਰੱਥਾ ਰੱਖਦੇ ਹਨ। ਇਹ ਦੋਵੇਂ
ਘਟਨਾਵਾਂ ਕਿਸੇ ਕਰਾਮਾਤ ਤੋਂ ਘੱਟ ਨਹੀਂ ਹਨ। ਗੁਰੂ ਨਾਨਕ ਸਾਹਿਬ ਜੀ ਵੱਲੋਂ ਦੁਨੀਆਂ ਦੇ ਲੋਕਾਂ ਨੂੰ ਵਿਹਲੜ ਪੁਜਾਰੀਆਂ ਅਤੇ
ਜ਼ਾਬਰ ਸਰਕਾਰਾਂ ਵੱਲੋਂ ਲੁੱਟੀ ਜਾ ਰਹੀ ਜਨਤਾ ਨੂੰ ਧਾਰਮਿਕ ਅਤੇ ਰਾਜਨੀਤਕ ਗੁਲਾਮੀ ਤੋਂ ਮੁਕਤ ਕਰਵਾਉਣ ਲਈ ਅਤੇ ਲੋਕਾਈ ਨੂੰ
ਇੱਕ ਨਵਾਂ ਫ਼ਲਸਫ਼ਾ ਦੇਣ ਲਈ ਬੜੀ ਨਿਰਭੈਤਾ ਨਾਲ ਕੀਤੇ ਪ੍ਰਚਾਰ ਨੂੰ ਉਜਾਗਰ ਕਰ ਕੇ ਦੁਨੀਆ ਦੇ ਸਾਹਮਣੇ ਰੱਖਿਆ। ਉਨ੍ਹਾਂ
ਸਮਿਆਂ ਵਿੱਚ ਗੁਰੂ ਨਾਨਕ ਸਾਹਿਬ ਜੀ ਵਰਗਾ ਜੋਧਾ ਹੀ ਬਾਬਰ ਨੂੰ ਜ਼ਬਰ ਕਹਿ ਕੇ ਵੰਗਾਰ ਅਤੇ ਜੰਤਾ ਨੂੰ ਜਾਗਰੂਕ ਕਰਨ ਲਈ
ਹਿੰਮਤ ਜੁਟਾ ਸਕਦਾ ਸੀ, ਜਿਵੇ ਕਿ ‘‘ਪਾਪ ਕੀ ਜੰਞ ਲੈ ਕਾਬਲਹੁ ਧਾਇਆ;ਜੋਰੀ ਮੰਗੈ ਦਾਨੁ ਵੇ ਲਾਲੋ! ॥’’ਅਤੇ ‘‘ਰਾਜੇ ਸੀਹ,
ਮੁਕਦਮ ਕੁਤੇ ॥’’ ਆਦਿਕ ਦਲੇਰੀ ਭਰੇ ਸ਼ਬਦ ਉਚਾਰਨੇ, ਵਿਖਾਵੇ ਦੇ ਤੌਰ ’ਤੇ ਨਵਾਜ਼ ਪੜ੍ਹ ਰਹੇ ਨਵਾਬ ਦੌਲਤ ਖ਼ਾਨ ਲੋਧੀ ਅਤੇ
ਕਾਜ਼ੀ ਦੇ ਪਾਖੰਡ ਦਾ ਉਨ੍ਹਾਂ ਦੀ ਹੀ ਭਰੀ ਸਭਾ ਵਿੱਚ ਪਰਦਾ ਫ਼ਾਸ਼ ਕਰਨਾ, ਜਗਨ ਨਾਥ ਪੁਰੀ ਦੇ ਪੰਡਿਆਂ ਵੱਲੋਂ ਥਾਲ ’ਚ ਰੱਖੇ
ਦੀਵਿਆਂ ਨਾਲ ਕੀਤੀ ਜਾ ਰਹੀ ਆਰਤੀ ਵਿੱਚ ਸ਼ਾਮਲ ਨਾ ਹੋ ਕੇ ਉਨ੍ਹਾਂ ਨੂੰ ਕੁਦਰਤ ’ਚ ਨਿਰਵਿਘਨ ਹੋ ਰਹੀ ਆਰਤੀ ਬਾਰੇ ਸੁਮੱਤ
ਬਖ਼ਸ਼ਣੀ; ਜਿਵੇਂ ਕਿ ‘‘ਗਗਨ ਮੈ ਥਾਲੁ, ਰਵਿ ਚੰਦੁ ਦੀਪਕ ਬਨੇ;ਤਾਰਿਕਾ ਮੰਡਲ,ਜਨਕ ਮੋਤੀ ॥’’ਸ਼ਬਦ ਉਚਾਰਨ ਕਰਨਾ, ਪੰਡਿਆਂ
ਵੱਲੋਂ ਹਰਿਦੁਆਰ ਵਿਖੇ ਆਪਣੇ ਪਿਤਰਾਂ ਨੂੰ ਪਾਣੀ ਦੇਣ ਦੇ ਕੀਤੇ ਜਾ ਰਹੇ ਝੂਠੇ ਕਰਮ ਕਾਂਡਾਂ ਦਾ ਖੰਡਨ ਕਰਨ ਲਈ ਪੂਰਬ ਦੀ ਥਾਂ
ਪੱਛਮ ਵੱਲ ਪਾਣੀ ਸੁੱਟਣਾ ਅਤੇ ਸ਼ਰਾਧਾਂ ਦਾ ਖੰਡਨ ਕਰਨ ਲਈ ‘‘ਵਢੀਅਹਿ ਹਥ ਦਲਾਲ ਕੇ;ਮੁਸਫੀ ਏਹ ਕਰੇਇ ॥’’ ਉਚਾਰਨਾ,
ਮੱਕੇ ਜਿੱਥੇ ਗ਼ੈਰ ਮੁਸਲਮਾਨਾਂ ਦੇ ਜਾਣ ’ਤੇ ਹੀ ਪਾਬੰਦੀ ਹੈ ਉੱਥੇ ਜਾ ਕੇ ਉਨ੍ਹਾਂ ਵੱਲੋਂ ਮੰਨੀ ਜਾ ਰਹੀ ਅਤਿ ਪਵਿੱਤਰ ਮਹਿਰਾਬ ਵੱਲ
ਪੈਰ ਕਰ ਕੇ ਸੌਂ ਜਾਣਾ ਅਤੇ ਪੁੱਛੇ ਜਾਣ ’ਤੇ ਕਹਿਣਾ ਕੇ ਜਿੱਧਰ ਖ਼ੁਦਾ ਨਹੀਂ ਉੱਧਰ ਮੇਰੇ ਪੈਰ ਕਰ ਦਿੱਤੇ ਜਾਣ, ਆਦਿ ਵਰਗੇ ਦਲੇਰਾਨਾ
ਸ਼ਬਦ ਕਹਿ ਕੇ ਕਾਜ਼ੀਆਂ ਦਾ ਇਹ ਭ੍ਰਮ ਤੋੜਨਾ ਕਿ ਖ਼ੁਦਾ ਸਿਰਫ਼ ਇਸ ਮਹਿਰਾਬ ਵਿੱਚ ਹੀ ਰਹਿੰਦਾ ਹੈ, ਭਾਰਤ ਦੇ ਉਸ ਸਮੇਂ ਦੇ
ਸ਼ਕਤੀਸ਼ਾਲੀ ਅਖੌਤੀ ਧਾਰਿਮਕ ਆਗੂ- ਕਾਜ਼ੀ, ਬ੍ਰਾਹਮਣ ਅਤੇ ਜੋਗੀ ਨੂੰ ਵੰਗਾਰ ਕੇ ਕਹਿਣਾ ‘‘ਕਾਦੀ,ਕੂੜੁ ਬੋਲਿ ਮਲੁ ਖਾਇ ॥
ਬ੍ਰਾਹਮਣੁ ਨਾਵੈ(ਨ੍ਹਾਵੈ),ਜੀਆ(ਜੀਆਂ)ਘਾਇ ॥ ਜੋਗੀ,ਜੁਗਤਿ ਨ ਜਾਣੈ ਅੰਧੁ ॥ ਤੀਨੇ,ਓਜਾੜੇ ਕਾ ਬੰਧੁ ॥’’ ਆਦਿਕ ਅਨੇਕਾਂ
ਹੋਰ ਸ਼ਬਦ ਉਚਾਰਨ ਕਰਨਾ; ਕੀ ਇਹ ਸਭ ਕਿਸੇ ਕਰਾਮਾਤ ਤੋਂ ਘੱਟ ਹਨ ?
SCAN AND DONATE
August 2026
M T W T F S S
1
2
3
4 5 6 7 8
9
10
11 12 13 14 15
16
17
18 19 20 21 22
23
24
25 26 27 28 29
30
31
« Jul
Most Viewed Posts
ਗੁਰੂ ਤੇਗ ਬਹਾਦਰ ਸਾਹਿਬ ਜੀ ਦਾ ਜੀਵਨ
ਅਤੇ ਸਿਧਾਂਤ
March 24, 2017
ਗੁਰੂ ਰਾਮਦਾਸ ਜੀ ਦਾ ਜੀਵਨ ਵੇਰਵਾ
February 13, 2017
ਗੁਰੂ ਹਰਿਗੋਬਿੰਦ ਸਾਹਿਬ ਜੀ ਦਾ ਸੰਖੇਪ
ਜੀਵਨ ਵੇਰਵਾ
February 13, 2017
ਹਿੰਦੂ ਚਾਣਕੀਆ ਨੀਤੀ ਦੇ ਪਿੰਜਰੇ ‘ਚ ਇੱਕ
ਸਾਧ ਤੋਤਾ ਵੀ ਫਸਿਆ
January 15, 2018
ਵਿੱਦਿਆ ਵੀਚਾਰੀ ਤਾਂ; ਪਰਉਪਕਾਰੀ॥
July 27, 2017
ਗੁਰੂ ਤੇਗ ਬਹਾਦਰ ਜੀ ਦੀ ਸ਼ਹੀਦੀ
October 29, 2017